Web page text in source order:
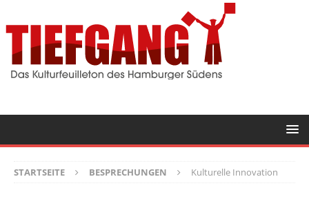
STARTSEITE BESPRECHUNGEN Kulturelle Innovation